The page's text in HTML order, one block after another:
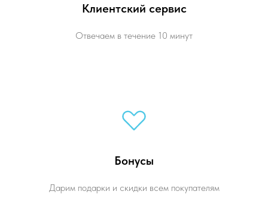
Клиентский сервис
Отвечаем в течение 10 минут
Бонусы
Дарим подарки и скидки всем покупателям